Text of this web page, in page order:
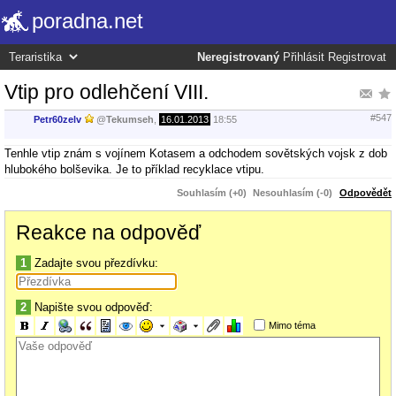
poradna.net
Neregistrovaný Přihlásit Registrovat
Vtip pro odlehčení VIII.
Petr60zelv @Tekumseh 16.01.2013 18:55 #547
Tenhle vtip znám s vojínem Kotasem a odchodem sovětských vojsk z dob
hlubokého bolševika. Je to příklad recyklace vtipu.
Souhlasím (+0) Nesouhlasím (-0) Odpovědět
Reakce na odpověď
1 Zadajte svou přezdívku:
2 Napište svou odpověď:
Mimo téma